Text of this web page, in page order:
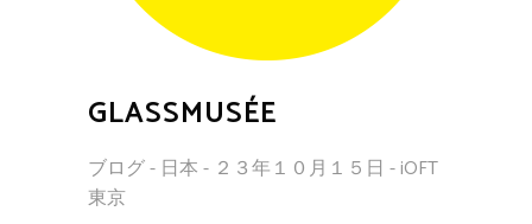
GLASSMUSÉE
ブログ - 日本 - ２３年１０月１５日 - iOFT
東京